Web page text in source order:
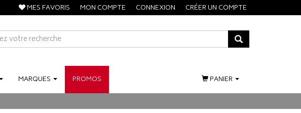
MES FAVORIS MON COMPTE CONNEXION CRÉER UN COMPTE
MARQUES PROMOS PANIER